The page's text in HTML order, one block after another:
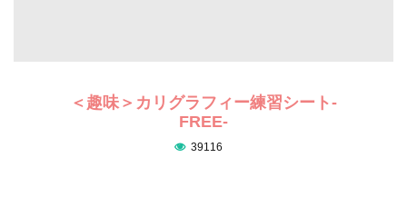
＜趣味＞カリグラフィー練習シート-
FREE-
39116